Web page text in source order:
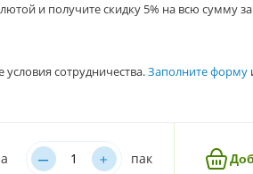
и получите скидку 5% на всю сумму
сотрудничества.Заполните форму
– ﹢ пак